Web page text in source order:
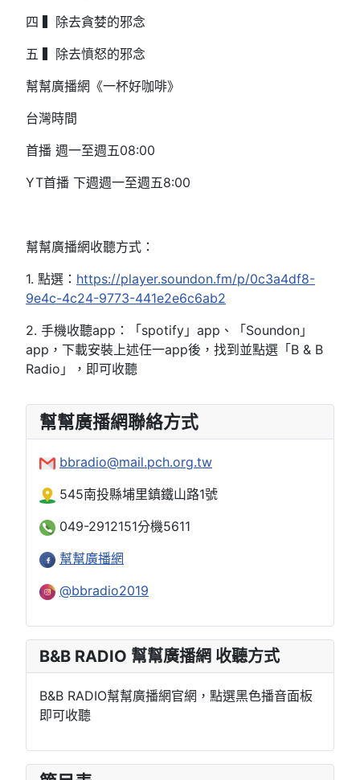
四 ▍除去貪婪的邪念
五 ▍除去憤怒的邪念
幫幫廣播網《一杯好咖啡》
台灣時間
首播 週一至週五08:00
YT首播 下週週一至週五8:00
幫幫廣播網收聽方式：
1. 點選： https://player.soundon.fm/p/0c3a4df8-
9e4c-4c24-9773-441e2e6c6ab2
2. 手機收聽app：「spotify」app、「Soundon」
app，下載安裝上述任一app後，找到並點選「B & B
Radio」，即可收聽
幫幫廣播網聯絡方式
bbradio@mail.pch.org.tw
545南投縣埔里鎮鐵山路1號
049-2912151分機5611
幫幫廣播網
@bbradio2019
B&B RADIO 幫幫廣播網 收聽方式
B&B RADIO幫幫廣播網官網，點選黑色播音面板
即可收聽